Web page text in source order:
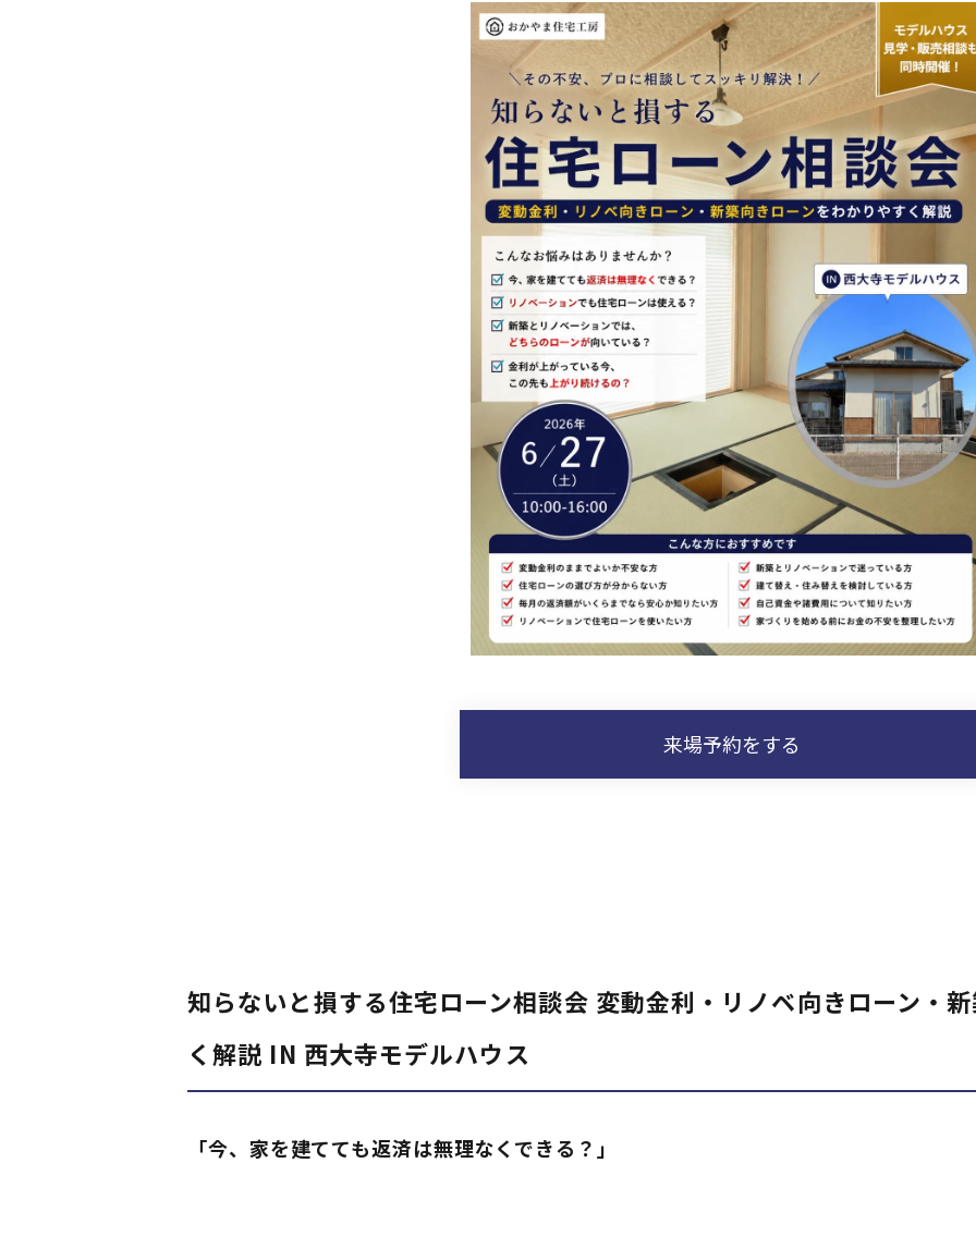
来場予約をする
知らないと損する住宅ローン相談会 変動金利・リノベ向きローン・
く解説 IN 西大寺モデルハウス
「今、家を建てても返済は無理なくできる？」